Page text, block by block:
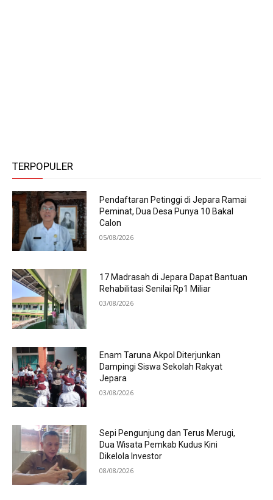
TERPOPULER
Pendaftaran Petinggi di Jepara Ramai
Peminat, Dua Desa Punya 10 Bakal
Calon
05/08/2026
17 Madrasah di Jepara Dapat Bantuan
Rehabilitasi Senilai Rp1 Miliar
03/08/2026
Enam Taruna Akpol Diterjunkan
Dampingi Siswa Sekolah Rakyat
Jepara
03/08/2026
Sepi Pengunjung dan Terus Merugi,
Dua Wisata Pemkab Kudus Kini
Dikelola Investor
08/08/2026